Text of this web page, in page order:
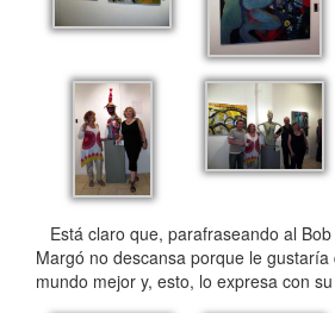
Está claro que, parafraseando al
Margó no descansa porque le
mundo mejor y, esto, lo expresa con